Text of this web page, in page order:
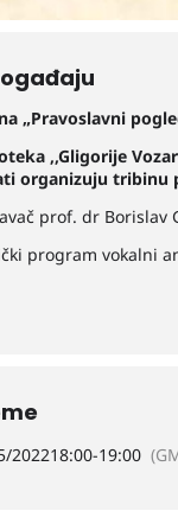
„Pravoslavni
,,Gligorije
organizuju tribinu
prof. dr Borislav
program vokalni
202218:00-19:00